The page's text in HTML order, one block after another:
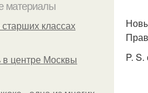
материалы
старших классах
центре Москвы
P.